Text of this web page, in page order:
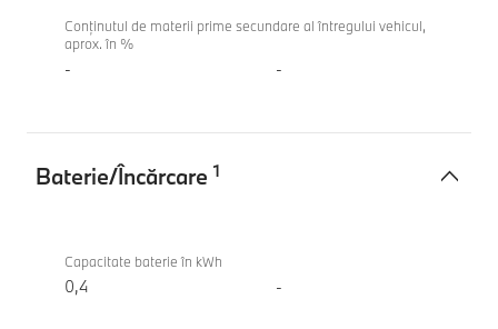
Conținutul de materii prime secundare al întregului vehicul,
aprox. în %
- -
Baterie/Încărcare 1
Încărcare
xDrive40d
Capacitate baterie în kWh
0,4 -